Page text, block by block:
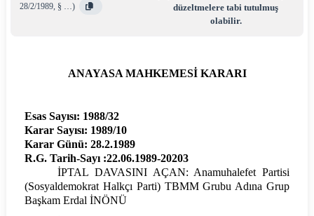
28/2/1989, § …)
düzeltmelere tabi tutulmuş
olabilir.